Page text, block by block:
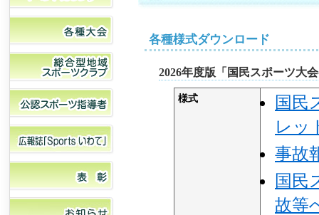
各種様式ダウンロード
2026年度版「国民スポーツ大
様式
国民
レッ
事故
国民
故等